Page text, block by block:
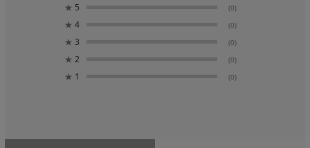
★ 5 (0)
★ 4 (0)
★ 3 (0)
★ 2 (0)
★ 1 (0)